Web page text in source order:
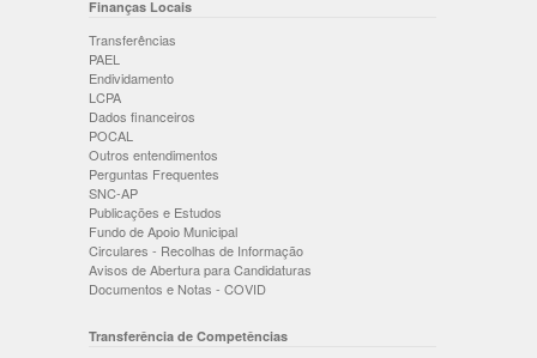
Finanças Locais
Transferências
PAEL
Endividamento
LCPA
Dados financeiros
POCAL
Outros entendimentos
Perguntas Frequentes
SNC-AP
Publicações e Estudos
Fundo de Apoio Municipal
Circulares - Recolhas de Informação
Avisos de Abertura para Candidaturas
Documentos e Notas - COVID
Transferência de Competências